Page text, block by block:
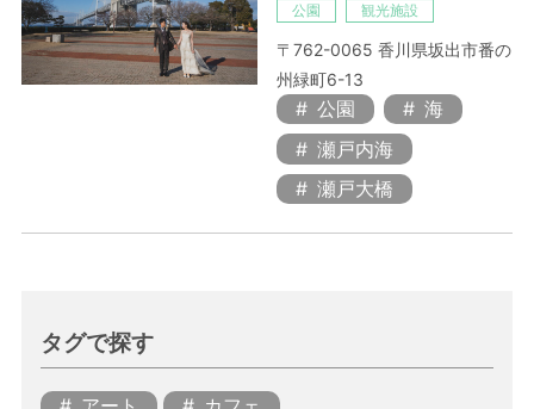
公園
観光施設
〒762-0065 香川県坂出市番の
州緑町6-13
公園
海
瀬戸内海
瀬戸大橋
タグで探す